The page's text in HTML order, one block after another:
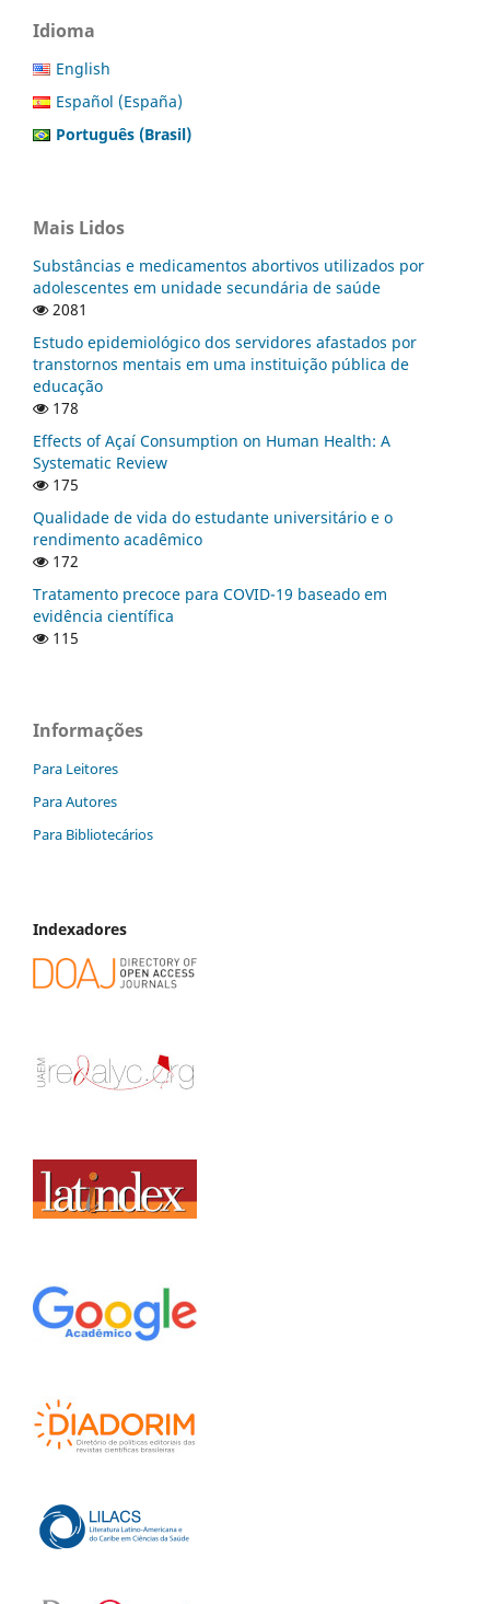
Idioma
English
Español (España)
Português (Brasil)
Mais Lidos
Substâncias e medicamentos abortivos utilizados por
adolescentes em unidade secundária de saúde
2081
Estudo epidemiológico dos servidores afastados por
transtornos mentais em uma instituição pública de
educação
178
Effects of Açaí Consumption on Human Health: A
Systematic Review
175
Qualidade de vida do estudante universitário e o
rendimento acadêmico
172
Tratamento precoce para COVID-19 baseado em
evidência científica
115
Informações
Para Leitores
Para Autores
Para Bibliotecários
Indexadores